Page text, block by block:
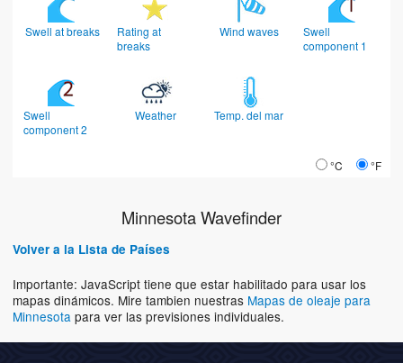
Swell at breaks
Rating at
breaks
Wind waves
Swell
component 1
Swell
component 2
Weather Temp. del mar
°C °F
Minnesota Wavefinder
Volver a la Lista de Países
Importante: JavaScript tiene que estar habilitado para usar los
mapas dinámicos. Mire tambien nuestras Mapas de oleaje para
Minnesota para ver las previsiones individuales.